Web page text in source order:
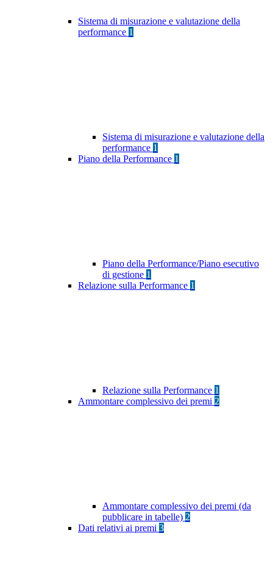
Sistema di misurazione e valutazione della
performance 1
Sistema di misurazione e valutazione della
performance 1
Piano della Performance 1
Piano della Performance/Piano esecutivo
di gestione 1
Relazione sulla Performance 1
Relazione sulla Performance 1
Ammontare complessivo dei premi 2
Ammontare complessivo dei premi (da
pubblicare in tabelle) 2
Dati relativi ai premi 3